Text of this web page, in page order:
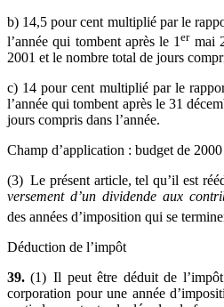
b) 14,5 pour cent multiplié par le
l’année qui tombent après le 1ermai
2001 et le nombre total de jours
c) 14 pour cent multiplié par le
l’année qui tombent après le 31
jours compris dans l’année.
Champ d’application : budget de 2000
(3) Le présent article, tel qu’il est
versement d’un dividende aux
des années d’imposition qui se
Déduction de l’impôt
39. (1) Il peut être déduit de
corporation pour une année